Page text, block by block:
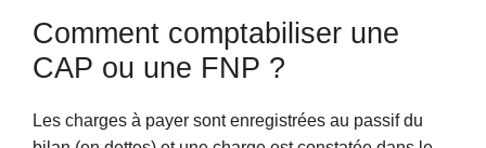
Comment comptabiliser une
CAP ou une FNP ?
Les charges à payer sont enregistrées au passif du